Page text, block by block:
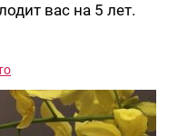
вас на 5 лет.